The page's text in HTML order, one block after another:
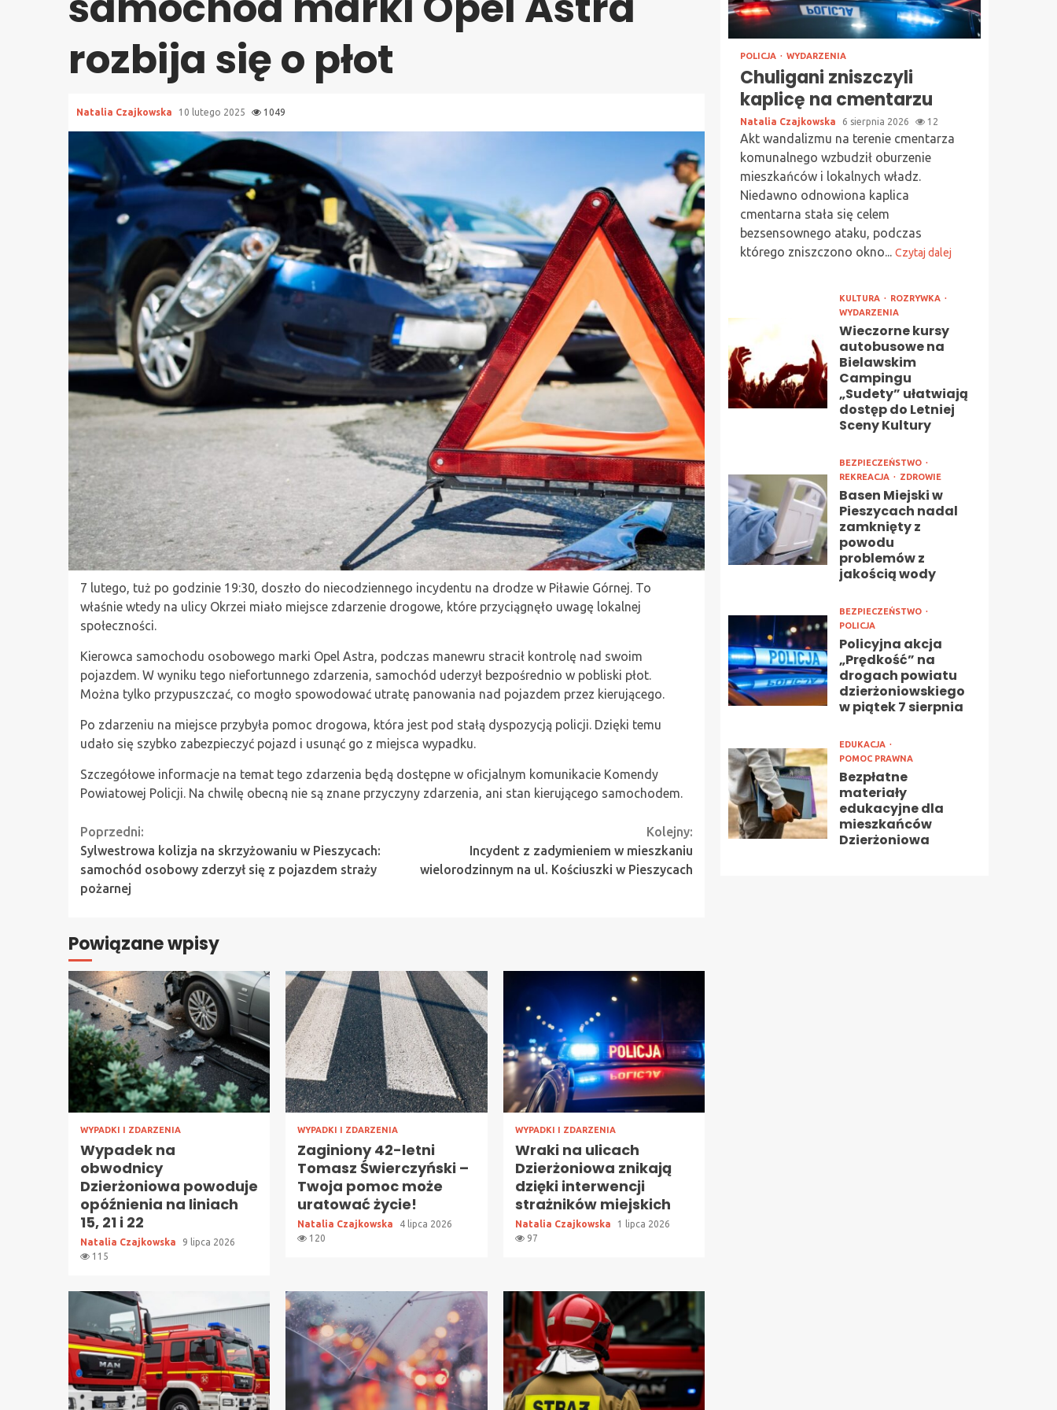
rozbija się o płot
Natalia Czajkowska 10 lutego 2025 1049
7 lutego, tuż po godzinie 19:30, doszło do niecodziennego incydentu na drodze w Piławie Górnej. To
właśnie wtedy na ulicy Okrzei miało miejsce zdarzenie drogowe, które przyciągnęło uwagę lokalnej
społeczności.
Kierowca samochodu osobowego marki Opel Astra, podczas manewru stracił kontrolę nad swoim
pojazdem. W wyniku tego niefortunnego zdarzenia, samochód uderzył bezpośrednio w pobliski płot.
Można tylko przypuszczać, co mogło spowodować utratę panowania nad pojazdem przez kierującego.
Po zdarzeniu na miejsce przybyła pomoc drogowa, która jest pod stałą dyspozycją policji. Dzięki temu
udało się szybko zabezpieczyć pojazd i usunąć go z miejsca wypadku.
Szczegółowe informacje na temat tego zdarzenia będą dostępne w oficjalnym komunikacie Komendy
Powiatowej Policji. Na chwilę obecną nie są znane przyczyny zdarzenia, ani stan kierującego samochodem.
Continue
Reading
Poprzedni:
Sylwestrowa kolizja na skrzyżowaniu w Pieszycach:
samochód osobowy zderzył się z pojazdem straży
pożarnej
Kolejny:
Incydent z zadymieniem w mieszkaniu
wielorodzinnym na ul. Kościuszki w Pieszycach
Powiązane wpisy
WYPADKI I ZDARZENIA
Wypadek na
obwodnicy
Dzierżoniowa powoduje
opóźnienia na liniach
15, 21 i 22
Natalia Czajkowska
9 lipca 2026
115
WYPADKI I ZDARZENIA
Zaginiony 42-letni
Tomasz Świerczyński –
Twoja pomoc może
uratować życie!
Natalia Czajkowska
4 lipca 2026
120
WYPADKI I ZDARZENIA
Wraki na ulicach
Dzierżoniowa znikają
dzięki interwencji
strażników miejskich
Natalia Czajkowska
1 lipca 2026
97
POLICJA WYDARZENIA
Chuligani zniszczyli
kaplicę na cmentarzu
Natalia Czajkowska 6 sierpnia 2026 12
Akt wandalizmu na terenie cmentarza
komunalnego wzbudził oburzenie
mieszkańców i lokalnych władz.
Niedawno odnowiona kaplica
cmentarna stała się celem
bezsensownego ataku, podczas
którego zniszczono okno... Czytaj dalej
KULTURA
ROZRYWKA
WYDARZENIA
Wieczorne kursy
autobusowe na
Bielawskim
Campingu
„Sudety” ułatwiają
dostęp do Letniej
Sceny Kultury
BEZPIECZEŃSTWO
REKREACJA
ZDROWIE
Basen Miejski w
Pieszycach nadal
zamknięty z
powodu
problemów z
jakością wody
BEZPIECZEŃSTWO
POLICJA
Policyjna akcja
„Prędkość” na
drogach powiatu
dzierżoniowskiego
w piątek 7 sierpnia
EDUKACJA
POMOC PRAWNA
Bezpłatne
materiały
edukacyjne dla
mieszkańców
Dzierżoniowa